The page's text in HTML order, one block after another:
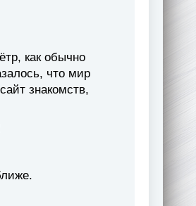
как обычно
что мир
знакомств,